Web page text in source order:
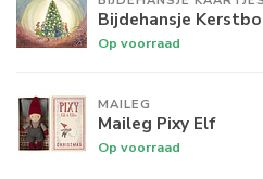
Bijdehansje
Op voorraad
MAILEG
Maileg Pixy Elf
Op voorraad